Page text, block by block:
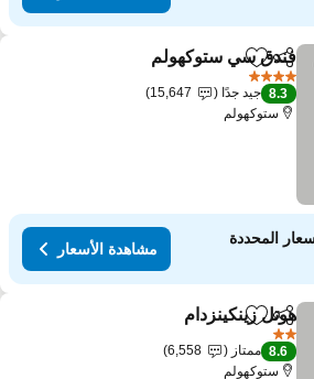
مشاركةAdd to favorites
فندق سي ستوكهولم
8.3 جيد جدًا
15,647
ستوكهولم
المحددة
مشاهدة الأسعار
مشاركةAdd to favorites
هوتل زينكينزدام
8.6 ممتاز
6,558
ستوكهولم